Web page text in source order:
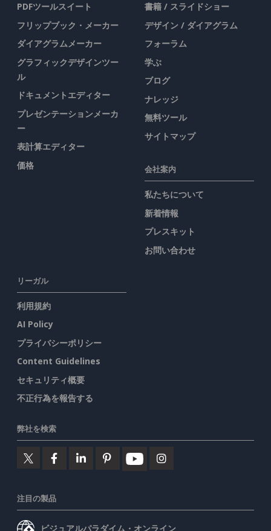
PDFツールスイート
フリップブック・メーカー
ダイアグラムメーカー
グラフィックデザインツー
ル
ドキュメントエディター
プレゼンテーションメーカ
ー
表計算エディター
価格
書籍 / スライドショー
デザイン / ダイアグラム
フォーラム
学ぶ
ブログ
ナレッジ
無料ツール
サイトマップ
会社案内
私たちについて
新着情報
プレスキット
お問い合わせ
リーガル
利用規約
AI Policy
プライバシーポリシー
Content Guidelines
セキュリティ概要
不正行為を報告する
弊社を検索
注目の製品
ビジュアルパラダイム・オンライン